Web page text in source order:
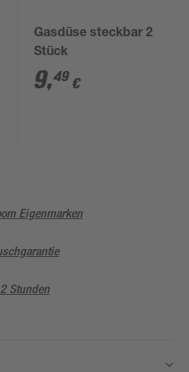
Gasdüse steckbar 2
Stück
9,49 €
Eigenmarken
Stunden